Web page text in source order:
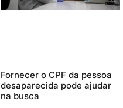
Fornecer o CPF da pessoa
desaparecida pode ajudar
na busca